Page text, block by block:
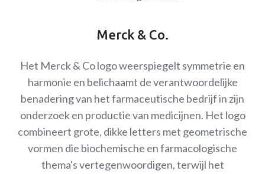
Merck & Co.
Het Merck & Co logo weerspiegelt symmetrie en
harmonie en belichaamt de verantwoordelijke
benadering van het farmaceutische bedrijf in zijn
onderzoek en productie van medicijnen. Het logo
combineert grote, dikke letters met geometrische
vormen die biochemische en farmacologische
thema's vertegenwoordigen, terwijl het